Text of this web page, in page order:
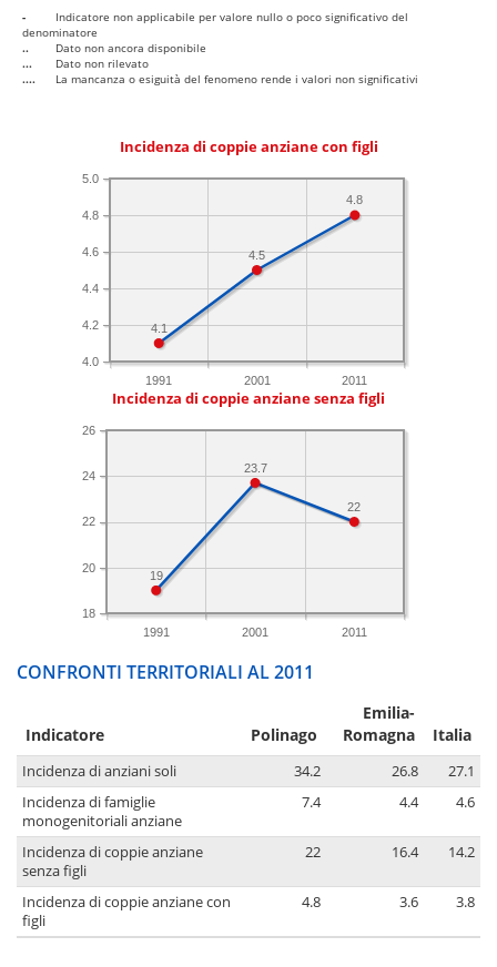
-
Indicatore non applicabile per valore nullo o poco significativo del
denominatore
..
Dato non ancora disponibile
...
Dato non rilevato
....
La mancanza o esiguità del fenomeno rende i valori non significativi
Incidenza di coppie anziane con figli
1991 2001 2011
4.0
4.2
4.4
4.6
4.8
5.0
4.8
4.5
4.1
Incidenza di coppie anziane senza figli
1991 2001 2011
18
20
22
24
26
22
23.7
19
CONFRONTI TERRITORIALI AL 2011
Indicatore Polinago
Emilia-
Romagna
Italia
Incidenza di anziani soli 34.2 26.8
27.1
Incidenza di famiglie
monogenitoriali anziane
7.4 4.4 4.6
Incidenza di coppie anziane
senza figli
22 16.4 14.2
Incidenza di coppie anziane con
figli
4.8 3.6 3.8